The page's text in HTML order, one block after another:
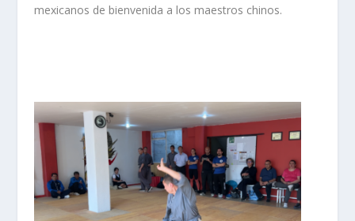
mexicanos de bienvenida a los maestros chinos.